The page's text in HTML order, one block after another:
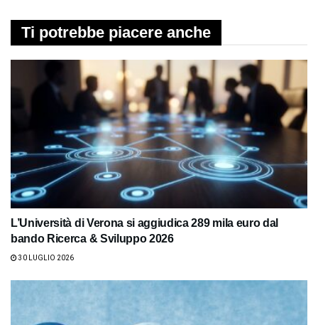
Ti potrebbe piacere anche
L’Università di Verona si aggiudica 289 mila euro dal
bando Ricerca & Sviluppo 2026
30 LUGLIO 2026